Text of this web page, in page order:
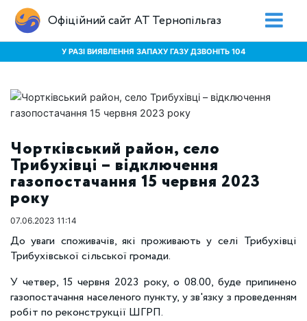
Офіційний сайт АТ Тернопільгаз
У РАЗІ ВИЯВЛЕННЯ ЗАПАХУ ГАЗУ ДЗВОНІТЬ 104
Чортківський район, село
Трибухівці – відключення
газопостачання 15 червня 2023
року
07.06.2023 11:14
До уваги споживачів, які проживають у селі Трибухівці
Трибухівської сільської громади.
У четвер, 15 червня 2023 року, о 08.00, буде припинено
газопостачання населеного пункту, у зв'язку з проведенням
робіт по реконструкції ШГРП.